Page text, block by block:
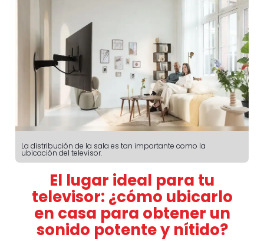
La distribución de la sala es tan importante como la
ubicación del televisor.
El lugar ideal para tu
televisor: ¿cómo ubicarlo
en casa para obtener un
sonido potente y nítido?